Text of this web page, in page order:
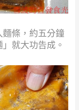
條，約五分鐘
就大功告成。